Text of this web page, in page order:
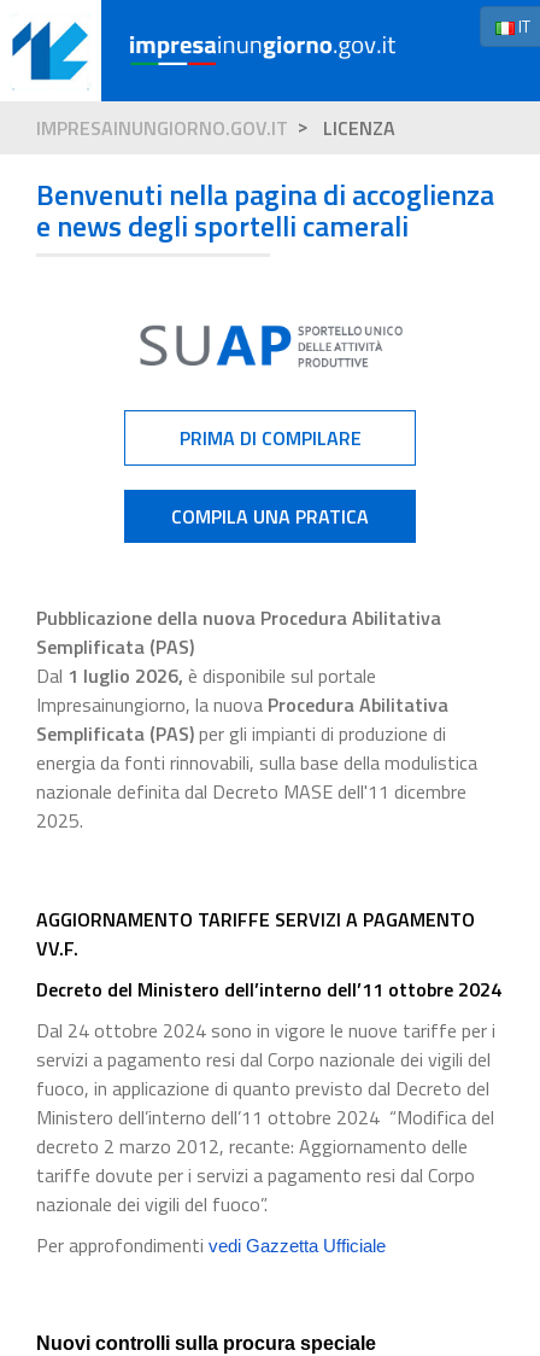
IT
IMPRESAINUNGIORNO.GOV.IT LICENZA
Benvenuti nella pagina di accoglienza
e news degli sportelli camerali
PRIMA DI COMPILARE
COMPILA UNA PRATICA
Pubblicazione della nuova Procedura Abilitativa
Semplificata (PAS)
Dal 1 luglio 2026, è disponibile sul portale
Impresainungiorno, la nuova Procedura Abilitativa
Semplificata (PAS)per gli impianti di produzione di
energia da fonti rinnovabili, sulla base della modulistica
nazionale definita dal Decreto MASE dell'11 dicembre
2025.
AGGIORNAMENTO TARIFFE SERVIZI A PAGAMENTO
VV.F.
Decreto del Ministero dell’interno dell’11 ottobre 2024
Dal 24 ottobre 2024 sono in vigore le nuove tariffe per i
servizi a pagamento resi dal Corpo nazionale dei vigili del
fuoco, in applicazione di quanto previsto dal Decreto del
Ministero dell’interno dell’11 ottobre 2024 “Modifica del
decreto 2 marzo 2012, recante: Aggiornamento delle
tariffe dovute per i servizi a pagamento resi dal Corpo
nazionale dei vigili del fuoco”.
Per approfondimenti vedi Gazzetta Ufficiale
Nuovi controlli sulla procura speciale